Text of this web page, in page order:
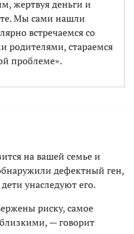
жертвуя деньги и
Мы сами нашли
встречаемся со
родителями, стараемся
проблеме».
на вашей семье и
дефектный ген,
унаследуют его.
риску, самое
— говорит